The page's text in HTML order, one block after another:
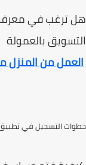
في معرفة
بالعمولة
من المنزل
التسجيل في تطبيق